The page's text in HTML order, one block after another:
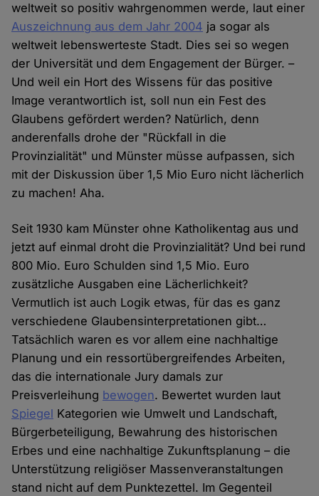
weltweit so positiv wahrgenommen werde, laut einer
Auszeichnung aus dem Jahr 2004 ja sogar als
weltweit lebenswerteste Stadt. Dies sei so wegen
der Universität und dem Engagement der Bürger. –
Und weil ein Hort des Wissens für das positive
Image verantwortlich ist, soll nun ein Fest des
Glaubens gefördert werden? Natürlich, denn
anderenfalls drohe der "Rückfall in die
Provinzialität" und Münster müsse aufpassen, sich
mit der Diskussion über 1,5 Mio Euro nicht lächerlich
zu machen! Aha.
Seit 1930 kam Münster ohne Katholikentag aus und
jetzt auf einmal droht die Provinzialität? Und bei rund
800 Mio. Euro Schulden sind 1,5 Mio. Euro
zusätzliche Ausgaben eine Lächerlichkeit?
Vermutlich ist auch Logik etwas, für das es ganz
verschiedene Glaubensinterpretationen gibt…
Tatsächlich waren es vor allem eine nachhaltige
Planung und ein ressortübergreifendes Arbeiten,
das die internationale Jury damals zur
Preisverleihung bewogen. Bewertet wurden laut
Spiegel Kategorien wie Umwelt und Landschaft,
Bürgerbeteiligung, Bewahrung des historischen
Erbes und eine nachhaltige Zukunftsplanung – die
Unterstützung religiöser Massenveranstaltungen
stand nicht auf dem Punktezettel. Im Gegenteil